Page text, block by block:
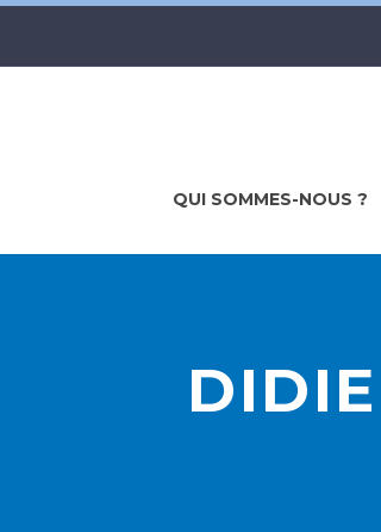
QUI SOMMES-NOUS ?